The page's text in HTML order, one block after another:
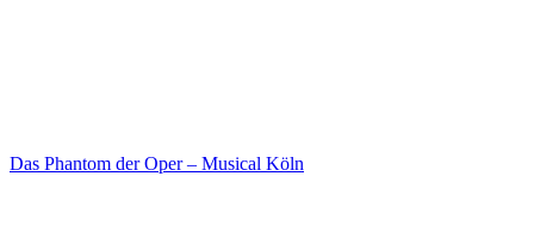
Das Phantom der Oper – Musical Köln